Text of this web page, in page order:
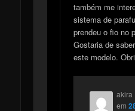
também me
sistema de
prendeu o fio no
Gostaria de
este modelo.
akira
em